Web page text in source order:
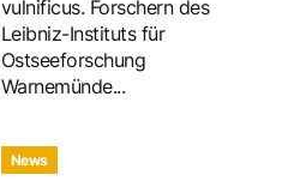
vulnificus. Forschern des
Leibniz-Instituts für
Ostseeforschung
Warnemünde...
News